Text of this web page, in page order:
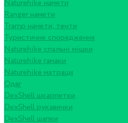
Naturehike намети
Ranger намети
Tramp намети, тенти
Туристичне спорядження
Naturehike спальні мішки
Naturehike гамаки
Naturehike матраци
Одяг
DexShell шкарпетки
DexShell рукавички
DexShell шапки